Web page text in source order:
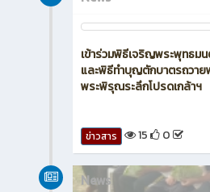
เข้าร่วมพิธีเจริญพระพุทธม
และพิธีทำบุญตักบาตรถวา
พระพิรุณระลึกโปรดเกล้าฯ
ข่าวสาร 15 0
News